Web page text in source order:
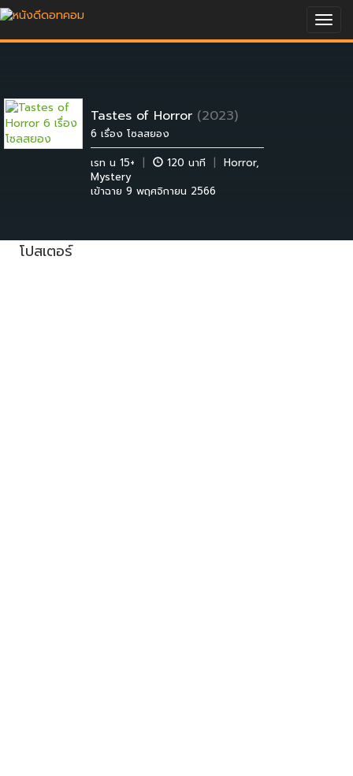
Tastes of Horror (2023)
6 เรื่อง โซลสยอง
เรท น 15+
| 120 นาที | Horror,
Mystery
เข้าฉาย 9 พฤศจิกายน 2566
โปสเตอร์